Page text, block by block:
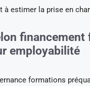
à estimer la prise en
financement
employabilité
formations